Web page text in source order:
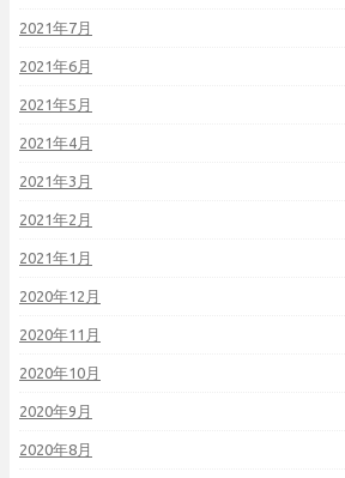
2021年7月
2021年6月
2021年5月
2021年4月
2021年3月
2021年2月
2021年1月
2020年12月
2020年11月
2020年10月
2020年9月
2020年8月